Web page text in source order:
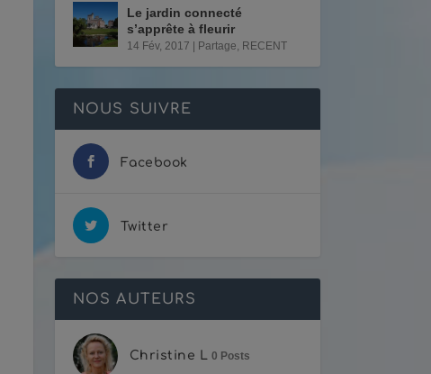
Le jardin connecté
s’apprête à fleurir
14 Fév, 2017 Partage, RECENT
NOUS SUIVRE
Facebook
Twitter
NOS AUTEURS
Christine L 0 Posts